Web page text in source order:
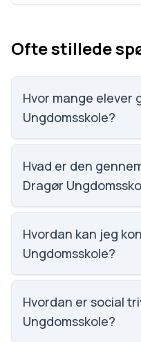
Ofte stillede
Hvor mange elever
Ungdomsskole?
Vi har ikke data om
Ungdomsskole.
Hvad er den
Dragør
Vi har ikke data om
Dragør Ungdomsskole.
Hvordan kan jeg
Ungdomsskole?
Email:
5208. Adresse:
Søe.
Hvordan er social
Ungdomsskole?